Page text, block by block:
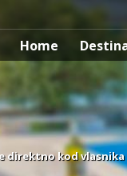
Home
direktno kod vlasnika